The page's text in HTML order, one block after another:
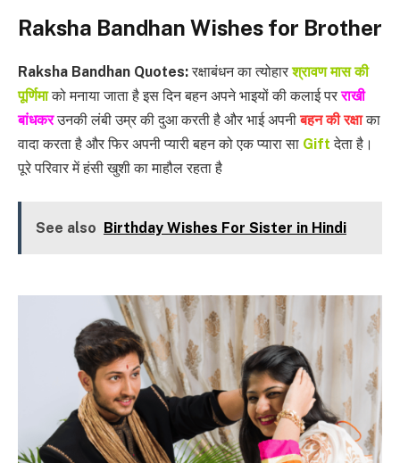
Raksha Bandhan Wishes for Brother
Raksha Bandhan Quotes:रक्षाबंधन का त्योहारश्रावण मास की
पूर्णिमाको मनाया जाता है इस दिन बहन अपने भाइयों की कलाई परराखी
बांधकरउनकी लंबी उम्र की दुआ करती है और भाई अपनीबहन की रक्षाका
वादा करता है और फिर अपनी प्यारी बहन को एक प्यारा सा Gift देता है।
पूरे परिवार में हंसी खुशी का माहौल रहता है
See also Birthday Wishes For Sister in Hindi